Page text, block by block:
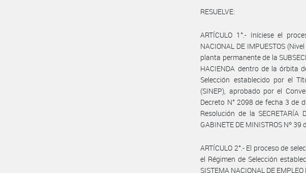
RESUELVE:
ARTÍCULO 1°.- Iníciese el
NACIONAL DE IMPUESTOS
planta permanente de la
HACIENDA dentro de la órbita
Selección establecido por el
(SINEP), aprobado por el
Decreto N° 2098 de fecha 3 de
Resolución de la SECRETARÍA
GABINETE DE MINISTROS Nº
ARTÍCULO 2°.- El proceso de
el Régimen de Selección
SISTEMA NACIONAL DE